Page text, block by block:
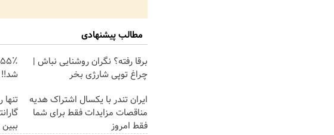
مطالب پیشنهادی
برقا رفته؟ نگران روشنایی نباش |
چراغ توپی شارژی بخر
شد!!
ایران تندر با یکسال اشتراک هدیه
مناقصات مزایدات فقط برای شما
فقط امروز
ببین